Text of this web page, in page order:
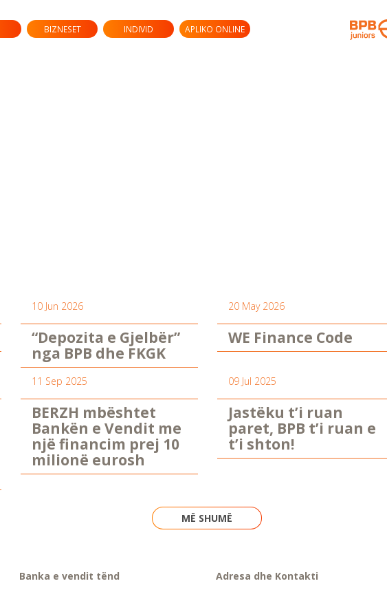
BIZNESET INDIVID APLIKO ONLINE
10 Jun 2026
“Depozita e Gjelbër”
nga BPB dhe FKGK
20 May 2026
WE Finance Code
11 Sep 2025
BERZH mbështet
Bankën e Vendit me
një financim prej 10
milionë eurosh
09 Jul 2025
Jastëku t’i ruan
paret, BPB t’i ruan e
t’i shton!
MË SHUMË
Banka e vendit tënd
Adresa dhe Kontakti